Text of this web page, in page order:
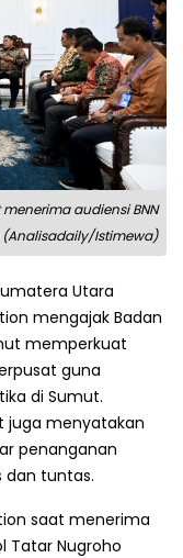
audiensi BNN
(Analisadaily/Istimewa)
Utara
mengajak Badan
memperkuat
guna
di Sumut.
juga menyatakan
penanganan
dan tuntas.
saat menerima
Tatar Nugroho